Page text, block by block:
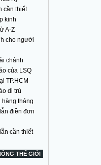
cần thiết
kinh
A-Z
cho người
chánh
của LSQ
TP.HCM
di trú
hàng tháng
điền đơn
cần thiết
THẾ GIỚI